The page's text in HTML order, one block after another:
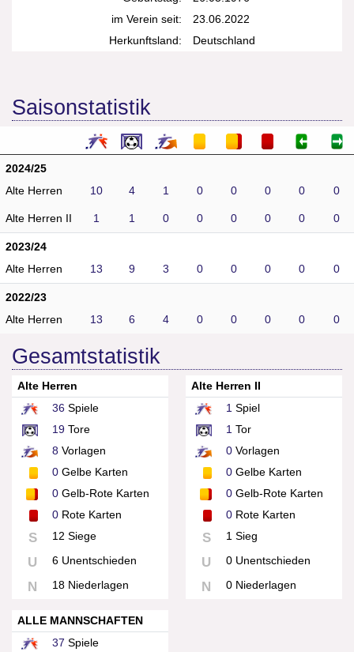
im Verein seit:
23.06.2022
Herkunftsland:
Deutschland
Saisonstatistik
2024/25
Alte Herren
10 4 1 0 0 0 0 0
Alte Herren II 1 1 0 0 0 0 0 0
2023/24
Alte Herren
13 9 3 0 0 0 0 0
2022/23
Alte Herren
13 6 4 0 0 0 0 0
Gesamtstatistik
Alte Herren
36 Spiele
19 Tore
8 Vorlagen
0 Gelbe Karten
0 Gelb-Rote Karten
0 Rote Karten
S 12 Siege
U 6 Unentschieden
N 18 Niederlagen
Alte Herren II
1Spiel
1Tor
0Vorlagen
0Gelbe Karten
0Gelb-Rote Karten
0Rote Karten
S 1 Sieg
U 0 Unentschieden
N 0 Niederlagen
ALLE MANNSCHAFTEN
37 Spiele